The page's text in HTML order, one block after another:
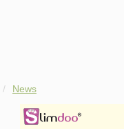
News